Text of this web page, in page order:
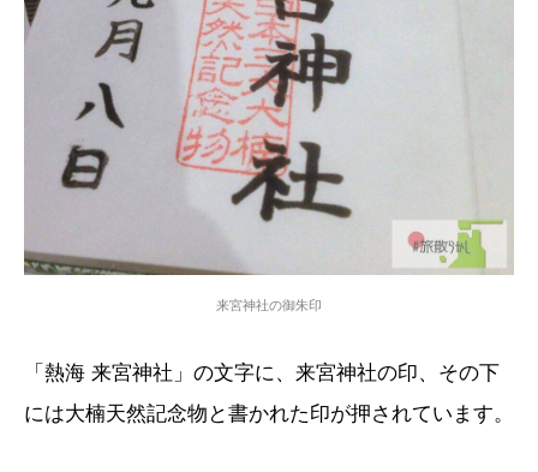
来宮神社の御朱印
「熱海 来宮神社」の文字に、来宮神社の印、その下
には大楠天然記念物と書かれた印が押されています。